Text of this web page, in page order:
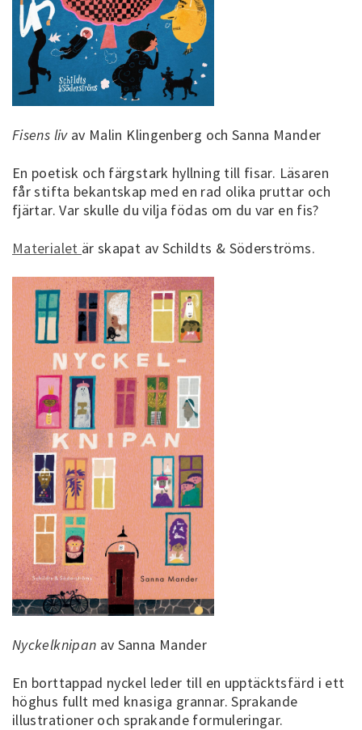
Fisens livav Malin Klingenberg och Sanna Mander
En poetisk och färgstark hyllning till fisar. Läsaren
får stifta bekantskap med en rad olika pruttar och
fjärtar. Var skulle du vilja födas om du var en fis?
Materialet är skapat av Schildts & Söderströms.
Nyckelknipan av Sanna Mander
En borttappad nyckel leder till en upptäcktsfärd i ett
höghus fullt med knasiga grannar. Sprakande
illustrationer och sprakande formuleringar.